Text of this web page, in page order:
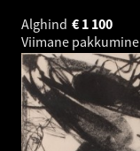
Alghind
1 100
€
Viimane pakkumine